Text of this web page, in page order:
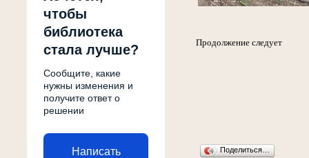
чтобы
библиотека
стала лучше?
Сообщите, какие
нужны изменения и
получите ответ о
решении
Написать
Продолжение следует
Поделиться…